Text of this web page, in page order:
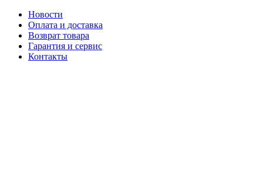
Новости
Оплата и доставка
Возврат товара
Гарантия и сервис
Контакты